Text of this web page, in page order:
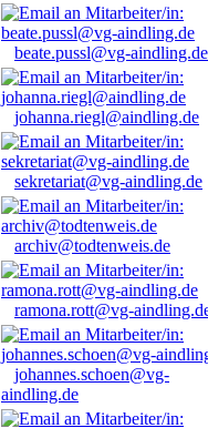
beate.pussl@vg-aindling.de
johanna.riegl@aindling.de
sekretariat@vg-aindling.de
archiv@todtenweis.de
ramona.rott@vg-
johannes.schoen@vg-
aindling.de